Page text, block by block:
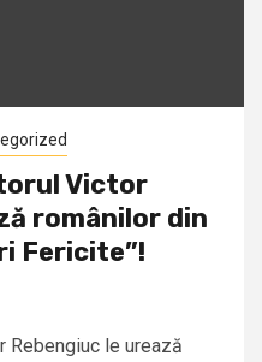
Victor
românilor din
Fericite”!
Rebengiuc le urează